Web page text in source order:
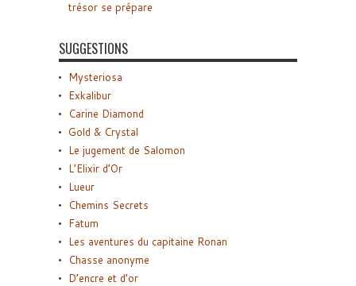
trésor se prépare
SUGGESTIONS
Mysteriosa
Exkalibur
Carine Diamond
Gold & Crystal
Le jugement de Salomon
L’Elixir d’Or
Lueur
Chemins Secrets
Fatum
Les aventures du capitaine Ronan
Chasse anonyme
D’encre et d’or